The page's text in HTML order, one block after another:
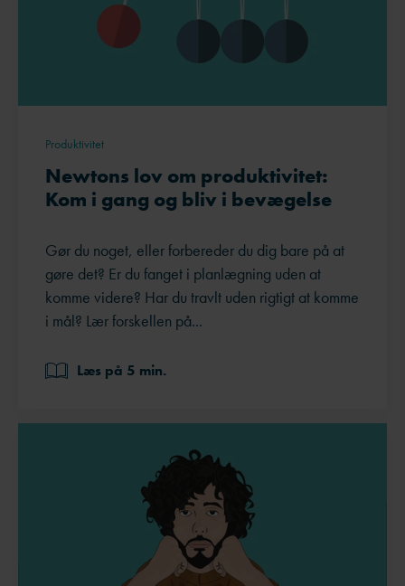
Produktivitet
Newtons lov om produktivitet:
Kom i gang og bliv i bevægelse
Gør du noget, eller forbereder du dig bare på at
gøre det? Er du fanget i planlægning uden at
komme videre? Har du travlt uden rigtigt at komme
i mål? Lær forskellen på...
Læs på 5 min.